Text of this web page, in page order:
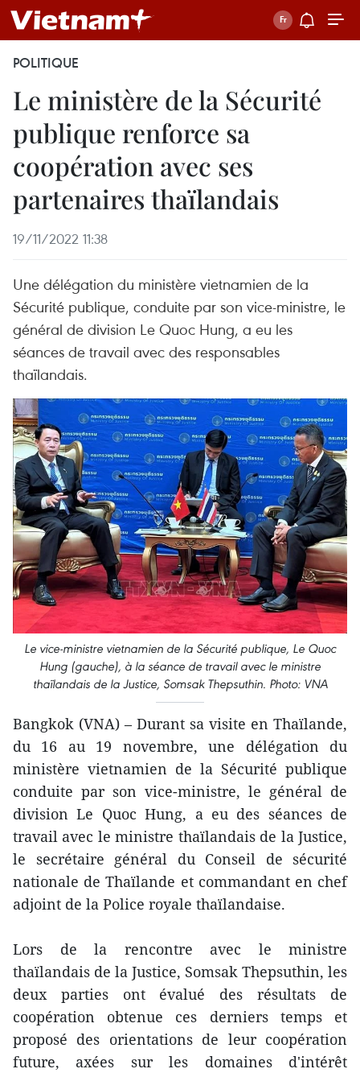
POLITIQUE
Le ministère de la Sécurité
publique renforce sa
coopération avec ses
partenaires thaïlandais
19/11/2022 11:38
Une délégation du ministère vietnamien de la
Sécurité publique, conduite par son vice-ministre, le
général de division Le Quoc Hung, a eu les
séances de travail avec des responsables
thaïlandais.
Le vice-ministre vietnamien de la Sécurité publique, Le Quoc
Hung (gauche), à la séance de travail avec le ministre
thaïlandais de la Justice, Somsak Thepsuthin. Photo: VNA
Bangkok (VNA) – Durant sa visite en Thaïlande,
du 16 au 19 novembre, une délégation du
ministère vietnamien de la Sécurité publique
conduite par son vice-ministre, le général de
division Le Quoc Hung, a eu des séances de
travail avec le ministre thaïlandais de la Justice,
le secrétaire général du Conseil de sécurité
nationale de Thaïlande et commandant en chef
adjoint de la Police royale thaïlandaise.
Lors de la rencontre avec le ministre
thaïlandais de la Justice, Somsak Thepsuthin, les
deux parties ont évalué des résultats de
coopération obtenue ces derniers temps et
proposé des orientations de leur coopération
future, axées sur les domaines d'intérêt